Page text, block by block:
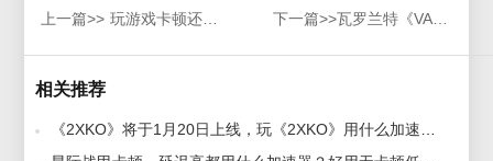
上一篇>> 玩游戏卡顿还在纠结用什么加速器？好用宝藏加速器推荐 下一篇>>瓦罗兰特《VALORANT》打不开怎么解决?游戏进不去怎么办?
相关推荐